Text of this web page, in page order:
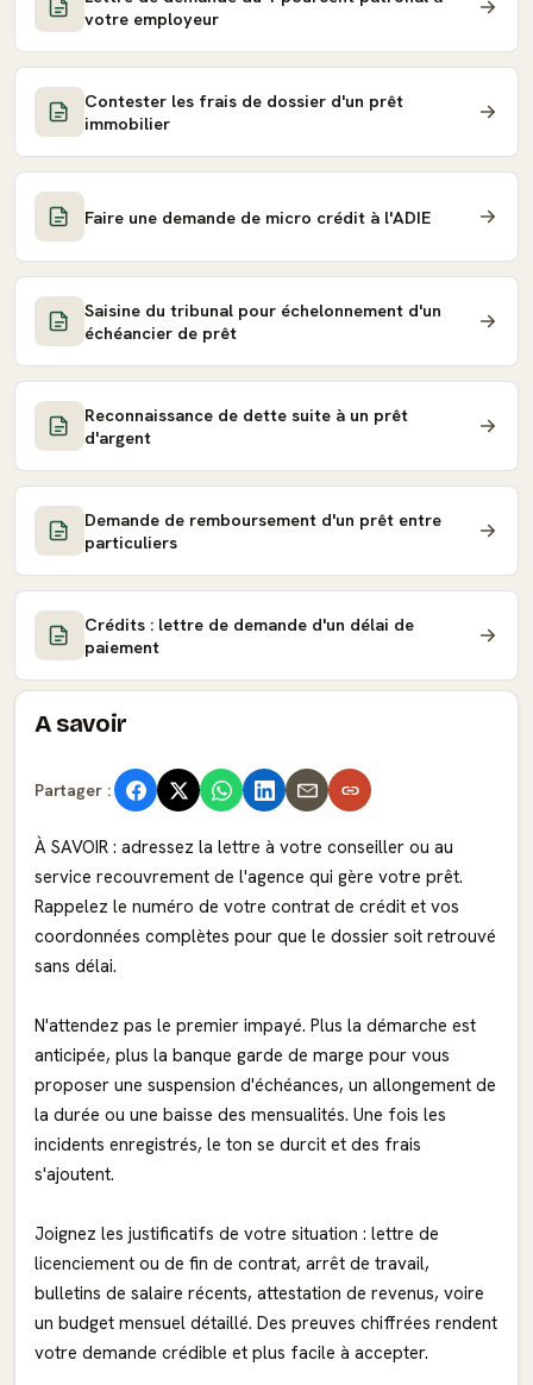
votre employeur
Contester les frais de dossier d'un prêt
immobilier
Faire une demande de micro crédit à l'ADIE
Saisine du tribunal pour échelonnement d'un
échéancier de prêt
Reconnaissance de dette suite à un prêt
d'argent
Demande de remboursement d'un prêt entre
particuliers
Crédits : lettre de demande d'un délai de
paiement
A savoir
Partager :
À SAVOIR : adressez la lettre à votre conseiller ou au
service recouvrement de l'agence qui gère votre prêt.
Rappelez le numéro de votre contrat de crédit et vos
coordonnées complètes pour que le dossier soit retrouvé
sans délai.
N'attendez pas le premier impayé. Plus la démarche est
anticipée, plus la banque garde de marge pour vous
proposer une suspension d'échéances, un allongement de
la durée ou une baisse des mensualités. Une fois les
incidents enregistrés, le ton se durcit et des frais
s'ajoutent.
Joignez les justificatifs de votre situation : lettre de
licenciement ou de fin de contrat, arrêt de travail,
bulletins de salaire récents, attestation de revenus, voire
un budget mensuel détaillé. Des preuves chiffrées rendent
votre demande crédible et plus facile à accepter.